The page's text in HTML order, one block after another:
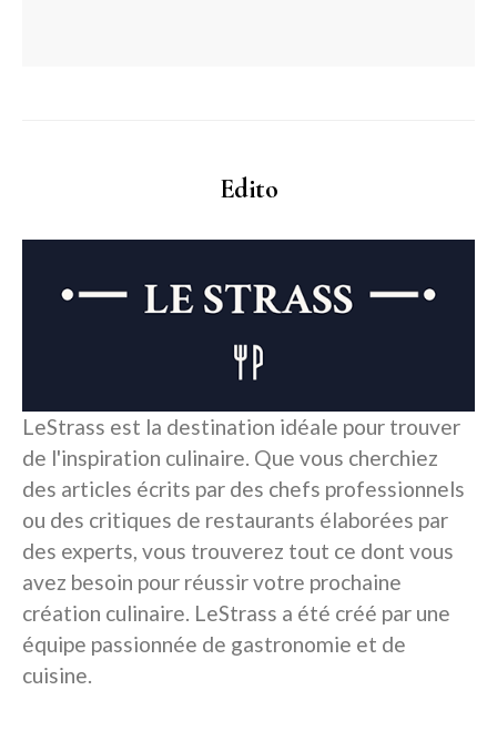
Edito
LeStrass est la destination idéale pour trouver
de l'inspiration culinaire. Que vous cherchiez
des articles écrits par des chefs professionnels
ou des critiques de restaurants élaborées par
des experts, vous trouverez tout ce dont vous
avez besoin pour réussir votre prochaine
création culinaire. LeStrass a été créé par une
équipe passionnée de gastronomie et de
cuisine.